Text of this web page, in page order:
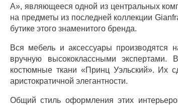
А», являющееся одной из центральных
на предметы из последней коллекции
бутике этого знаменитого бренда.
Вся мебель и аксессуары производятся
вручную высококлассными
костюмные ткани «Принц Уэльский». Их
аристократичной элегантности.
Общий стиль оформления этих